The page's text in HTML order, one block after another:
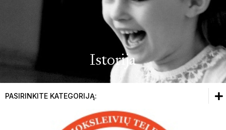
MEDIATEKA
2024 M. DAINŲ DAINELĖ
2022 M. DAINŲ DAINELĖ
2020 M. DAINŲ DAINELĖ
2018 M. DAINŲ DAINELĖ
2016 M. DAINŲ DAINELĖ
2014 M. DAINŲ DAINELĖ
Istorija
PASIRINKITE KATEGORIJĄ:
2024 m. Dainų dainelė